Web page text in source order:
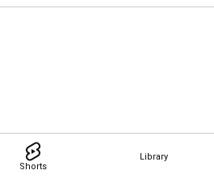
Shorts
Library